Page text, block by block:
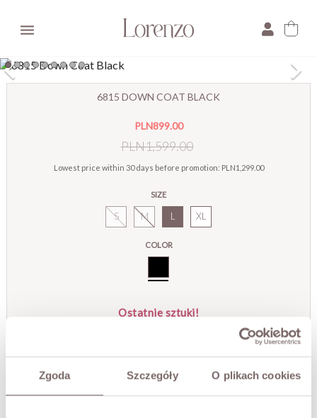
Zgoda Szczegóły O plikach cookies

6815 DOWN COAT BLACK
PLN899.00
PLN1,599.00
Lowest price within 30 days before promotion: PLN1,299.00
SIZE
S M L XL
COLOR
Ostatnie sztuki!